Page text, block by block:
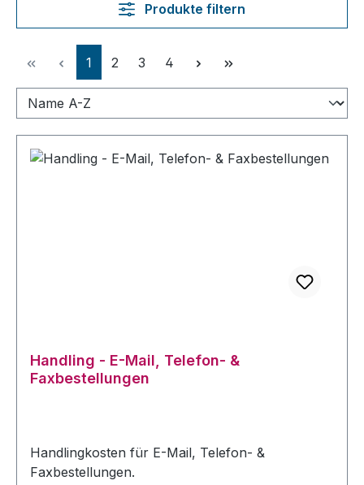
Produkte filtern
Seite
1 Seite
2 Seite
3 Seite
4
Handling - E-Mail, Telefon- &
Faxbestellungen
Handlingkosten für E-Mail, Telefon- &
Faxbestellungen.